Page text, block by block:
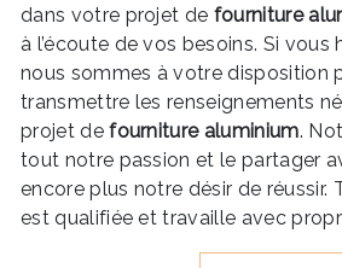
dans votre projet de fourniture
à l’écoute de vos besoins. Si
nous sommes à votre disposition
transmettre les renseignements
projet defourniture aluminium.
tout notre passion et le partager
encore plus notre désir de réussir.
est qualifiée et travaille avec